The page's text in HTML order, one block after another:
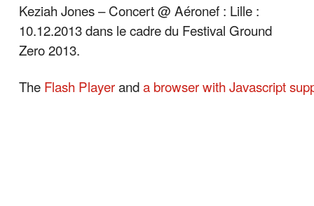
Keziah Jones – Concert @ Aéronef : Lille :
10.12.2013 dans le cadre du Festival Ground
Zero 2013.
The Flash Playeranda browser with Javascript